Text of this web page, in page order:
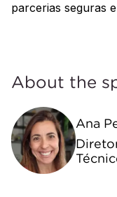
parcerias seguras
About the
Ana